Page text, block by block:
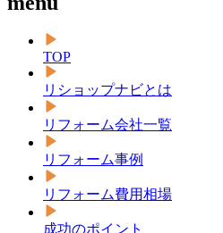
TOP
リショップナビとは
リフォーム会社一覧
リフォーム事例
リフォーム費用相場
成功のポイント